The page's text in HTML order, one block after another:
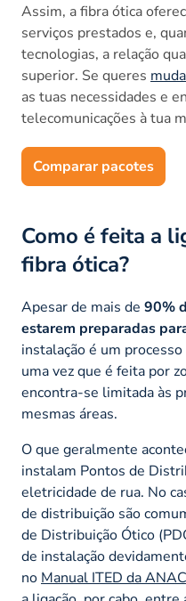
Assim, a fibra ótica
serviços prestados e,
tecnologias, a relação
superior. Se queres
as tuas necessidades e
telecomunicações à tua
Comparar pacotes
Como é feita a
fibra ótica?
Apesar de mais de 90%
estarem preparadas
instalação é um
uma vez que é feita por
encontra-se limitada às
mesmas áreas.
O que geralmente
instalam Pontos de
eletricidade de rua. No
de distribuição são
de Distribuição Ótico
de instalação
no Manual ITED da